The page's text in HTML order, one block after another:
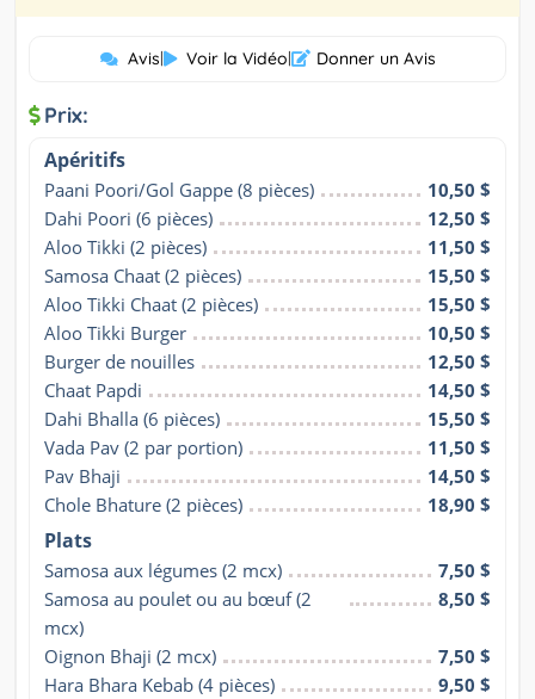
Avis| Voir la Vidéo| Donner un Avis
Prix:
Apéritifs
Paani Poori/Gol Gappe (8 pièces)
10,50 $
Dahi Poori (6 pièces)
12,50 $
Aloo Tikki (2 pièces)
11,50 $
Samosa Chaat (2 pièces)
15,50 $
Aloo Tikki Chaat (2 pièces)
15,50 $
Aloo Tikki Burger
10,50 $
Burger de nouilles
12,50 $
Chaat Papdi
14,50 $
Dahi Bhalla (6 pièces)
15,50 $
Vada Pav (2 par portion)
11,50 $
Pav Bhaji
14,50 $
Chole Bhature (2 pièces)
18,90 $
Plats
Samosa aux légumes (2 mcx)
7,50 $
Samosa au poulet ou au bœuf (2
mcx)
8,50 $
Oignon Bhaji (2 mcx)
7,50 $
Hara Bhara Kebab (4 pièces)
9,50 $